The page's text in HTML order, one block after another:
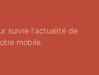
suivre l'actualité de
mobile.